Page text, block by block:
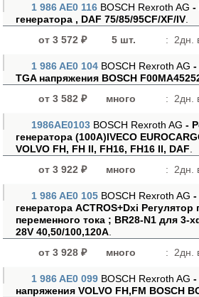
1 986 AE0 116 BOSCH Rexroth AG -
генератора , DAF 75/85/95CF/XF/IV
от 3 572 ₽
5 шт. : 2дн.
1 986 AE0 104 BOSCH Rexroth AG -
TGA напряжения BOSCH
от 3 582 ₽
много : 2дн.
1986AE0103 BOSCH Rexroth AG -
генератора (100А)IVECO
VOLVO FH, FH II, FH16, FH16 II, DAF
от 3 922 ₽
много : 2дн.
1 986 AE0 105 BOSCH Rexroth AG -
генератора ACTROS+Dxi Регулятор
переменного тока ; BR28-N1 для 3-
28V 40,50/100,120A
от 3 928 ₽
много : 2дн.
1 986 AE0 099 BOSCH Rexroth AG -
напряжения VOLVO FH,FM BOSCH